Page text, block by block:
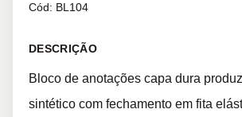
Cód: BL104
DESCRIÇÃO
Bloco de anotações capa dura
sintético com fechamento em fita